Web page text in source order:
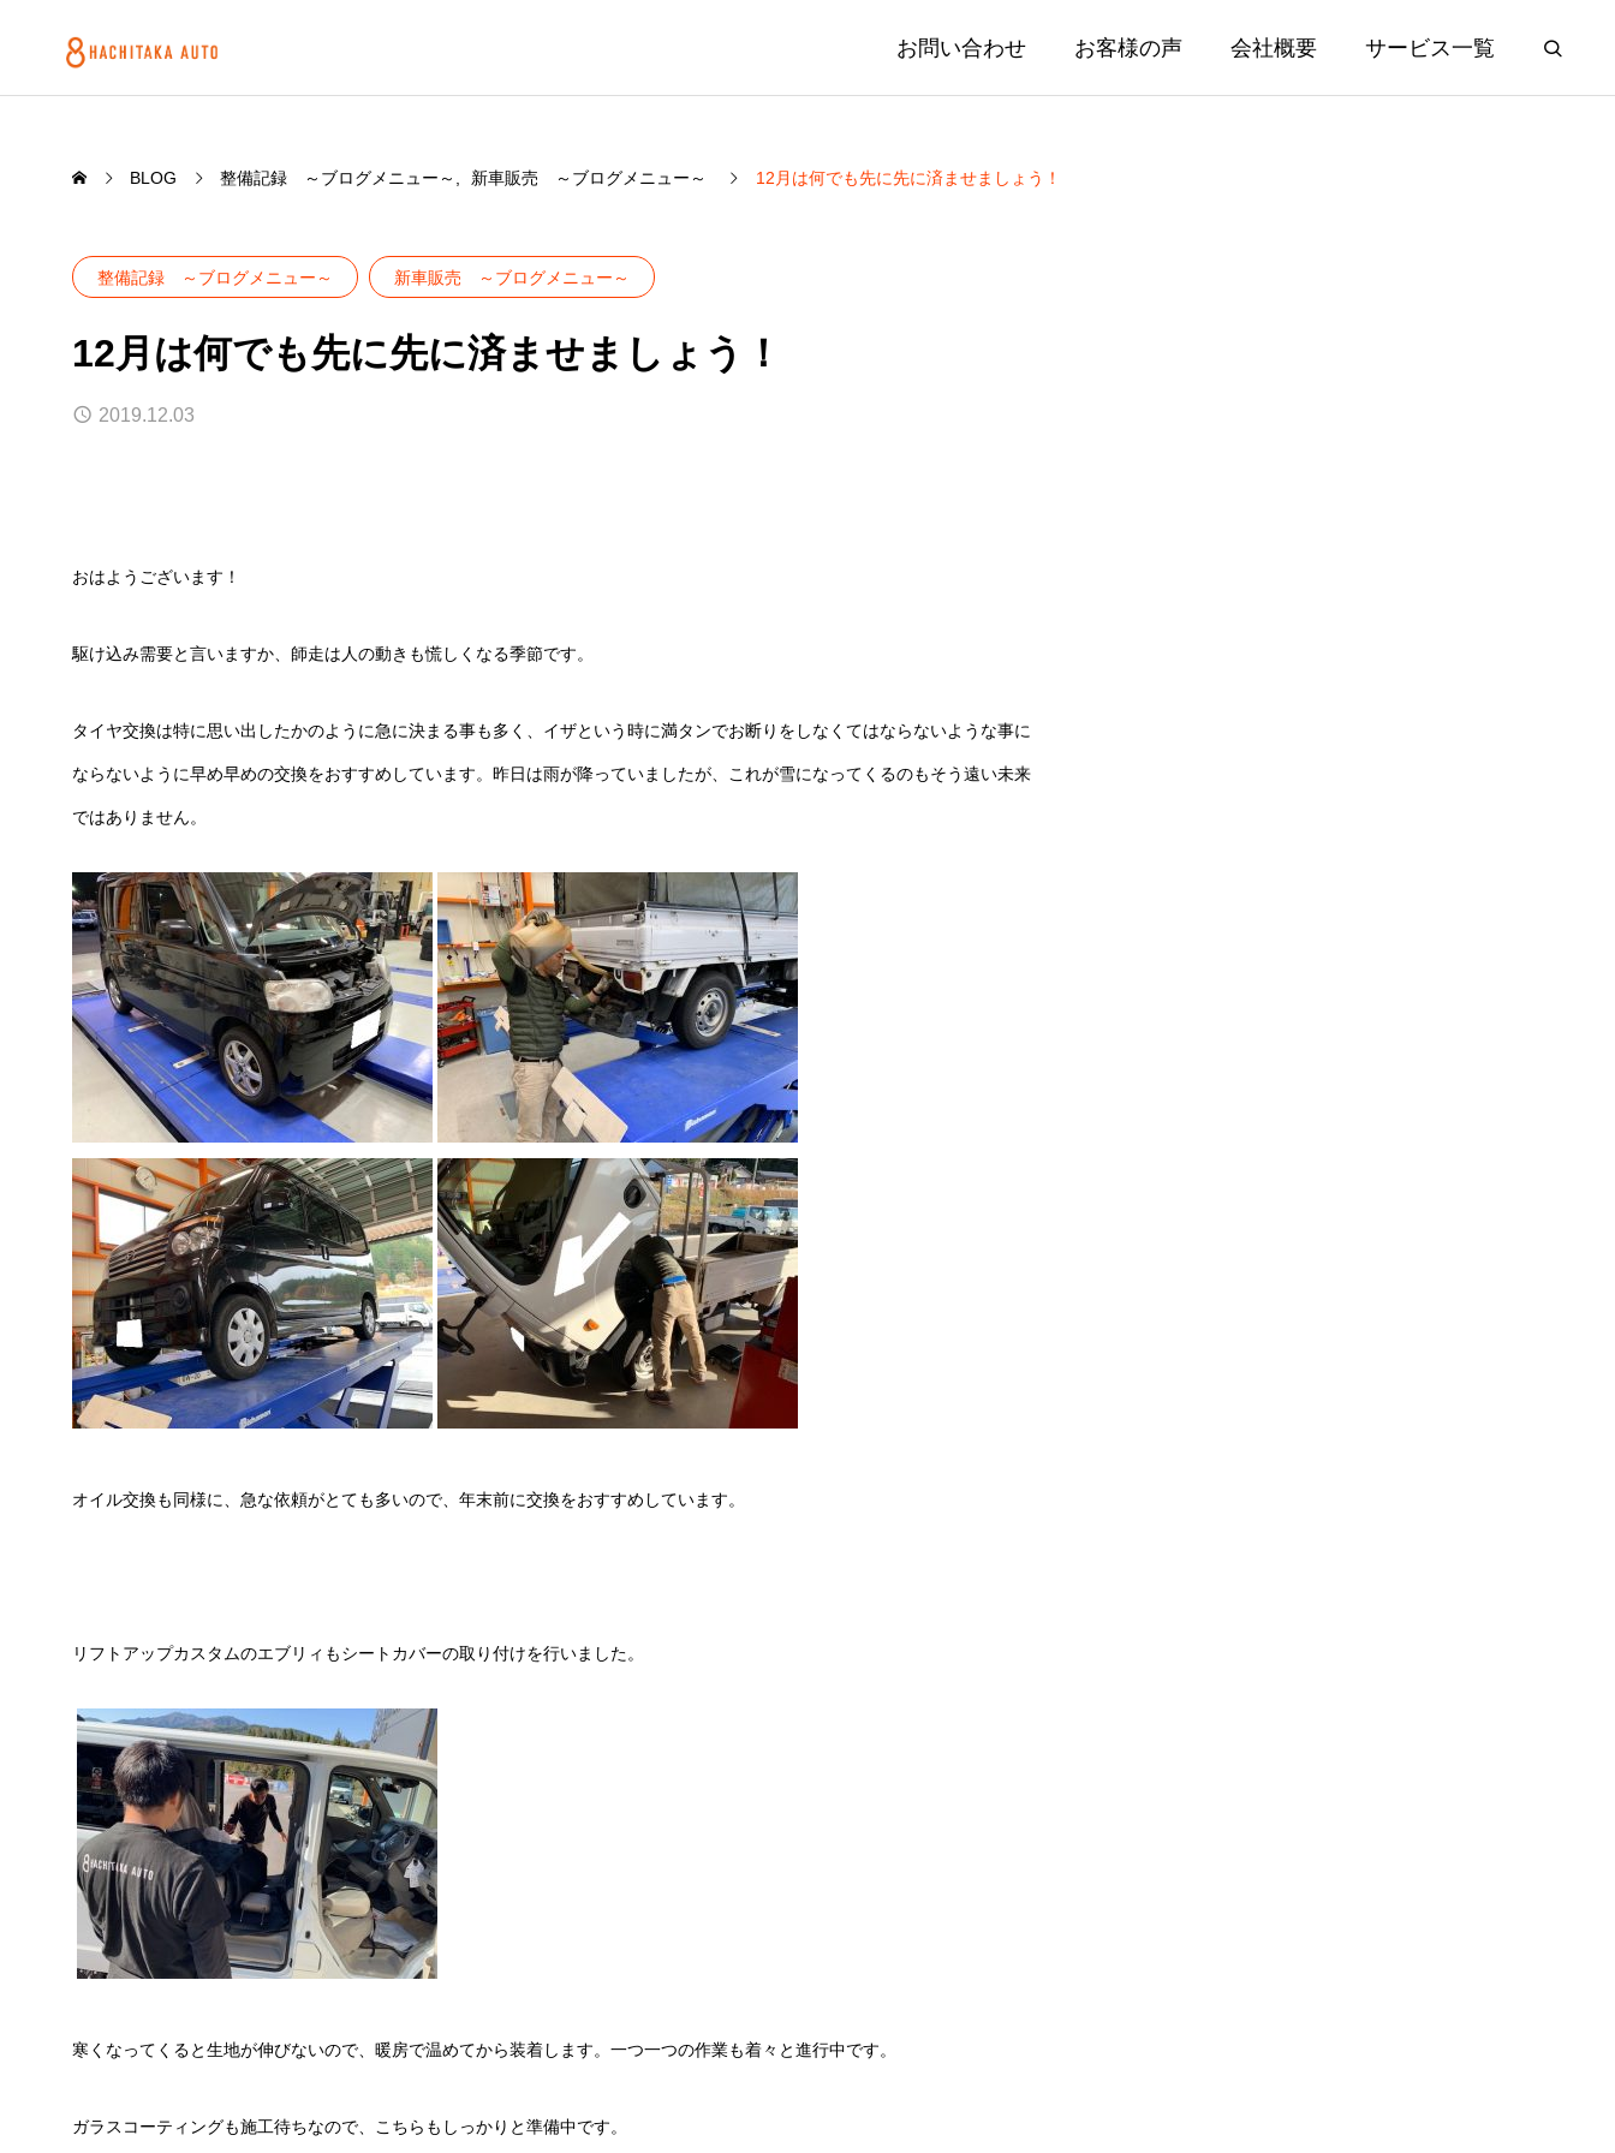
お問い合わせ お客様の声 会社概要 サービス一覧
BLOG 整備記録 ～ブログメニュー～ 新車販売 ～ブログメニュー～ 12月は何でも先に先に済ませましょう！
整備記録 ～ブログメニュー～ 新車販売 ～ブログメニュー～
12月は何でも先に先に済ませましょう！
2019.12.03
おはようございます！
駆け込み需要と言いますか、師走は人の動きも慌しくなる季節です。
タイヤ交換は特に思い出したかのように急に決まる事も多く、イザという時に満タンでお断りをしなくてはならないような事に
ならないように早め早めの交換をおすすめしています。昨日は雨が降っていましたが、これが雪になってくるのもそう遠い未来
ではありません。
オイル交換も同様に、急な依頼がとても多いので、年末前に交換をおすすめしています。
リフトアップカスタムのエブリィもシートカバーの取り付けを行いました。
寒くなってくると生地が伸びないので、暖房で温めてから装着します。一つ一つの作業も着々と進行中です。
ガラスコーティングも施工待ちなので、こちらもしっかりと準備中です。